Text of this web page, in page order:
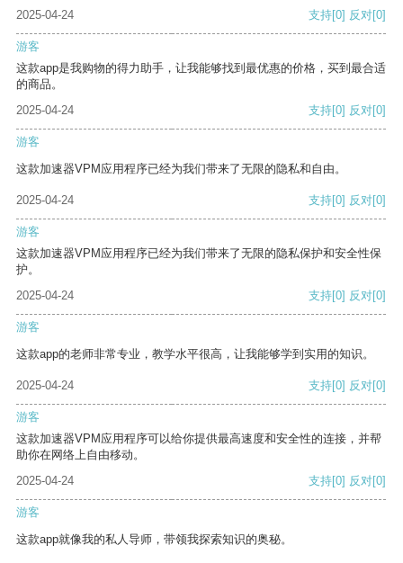
2025-04-24 支持[0] 反对[0]
游客
这款app是我购物的得力助手，让我能够找到最优惠的价格，买到最合适
的商品。
2025-04-24
支持[0] 反对[0]
游客
这款加速器VPM应用程序已经为我们带来了无限的隐私和自由。
2025-04-24 支持[0] 反对[0]
游客
这款加速器VPM应用程序已经为我们带来了无限的隐私保护和安全性保
护。
2025-04-24
支持[0] 反对[0]
游客
这款app的老师非常专业，教学水平很高，让我能够学到实用的知识。
2025-04-24 支持[0] 反对[0]
游客
这款加速器VPM应用程序可以给你提供最高速度和安全性的连接，并帮
助你在网络上自由移动。
2025-04-24
支持[0] 反对[0]
游客
这款app就像我的私人导师，带领我探索知识的奥秘。